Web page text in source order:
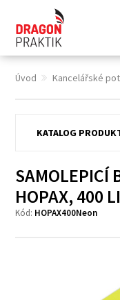
Úvod Kancelářské
KATALOG
SAMOLEPICÍ
HOPAX, 400
Kód: HOPAX400Neon